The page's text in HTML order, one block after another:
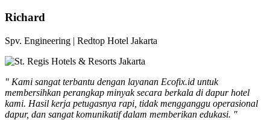
Richard
Spv. Engineering | Redtop Hotel Jakarta
" Kami sangat terbantu dengan layanan Ecofix.id untuk
membersihkan perangkap minyak secara berkala di dapur hotel
kami. Hasil kerja petugasnya rapi, tidak mengganggu operasional
dapur, dan sangat komunikatif dalam memberikan edukasi. "